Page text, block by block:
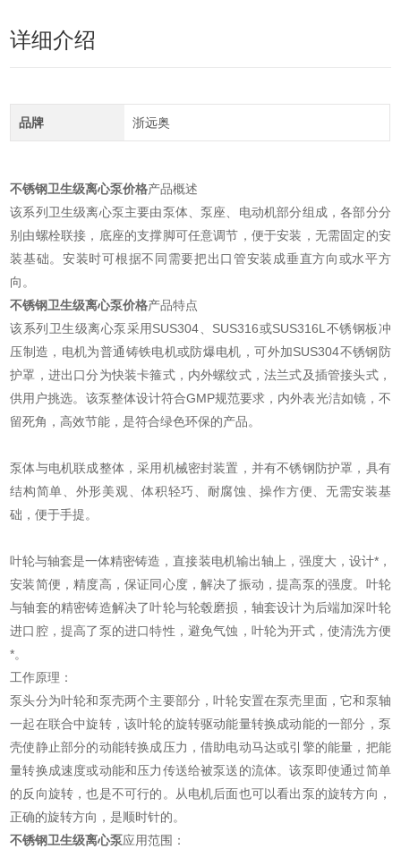
详细介绍
品牌 浙远奥
不锈钢卫生级离心泵价格产品概述
该系列卫生级离心泵主要由泵体、泵座、电动机部分组成，各部分分
别由螺栓联接，底座的支撑脚可任意调节，便于安装，无需固定的安
装基础。安装时可根据不同需要把出口管安装成垂直方向或水平方
向。
不锈钢卫生级离心泵价格产品特点
该系列卫生级离心泵采用SUS304、SUS316或SUS316L不锈钢板冲
压制造，电机为普通铸铁电机或防爆电机，可外加SUS304不锈钢防
护罩，进出口分为快装卡箍式，内外螺纹式，法兰式及插管接头式，
供用户挑选。该泵整体设计符合GMP规范要求，内外表光洁如镜，不
留死角，高效节能，是符合绿色环保的产品。
泵体与电机联成整体，采用机械密封装置，并有不锈钢防护罩，具有
结构简单、外形美观、体积轻巧、耐腐蚀、操作方便、无需安装基
础，便于手提。
叶轮与轴套是一体精密铸造，直接装电机输出轴上，强度大，设计*，
安装简便，精度高，保证同心度，解决了振动，提高泵的强度。叶轮
与轴套的精密铸造解决了叶轮与轮毂磨损，轴套设计为后端加深叶轮
进口腔，提高了泵的进口特性，避免气蚀，叶轮为开式，使清洗方便
*。
工作原理：
泵头分为叶轮和泵壳两个主要部分，叶轮安置在泵壳里面，它和泵轴
一起在联合中旋转，该叶轮的旋转驱动能量转换成动能的一部分，泵
壳使静止部分的动能转换成压力，借助电动马达或引擎的能量，把能
量转换成速度或动能和压力传送给被泵送的流体。该泵即使通过简单
的反向旋转，也是不可行的。从电机后面也可以看出泵的旋转方向，
正确的旋转方向，是顺时针的。
不锈钢卫生级离心泵应用范围：